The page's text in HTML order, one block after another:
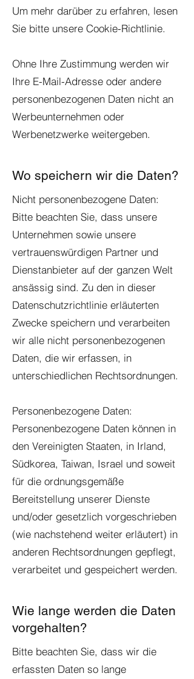
Um mehr darüber zu erfahren, lesen
Sie bitte unsere Cookie-Richtlinie.
Ohne Ihre Zustimmung werden wir
Ihre E-Mail-Adresse oder andere
personenbezogenen Daten nicht an
Werbeunternehmen oder
Werbenetzwerke weitergeben.
Wo speichern wir die Daten?
Nicht personenbezogene Daten:
Bitte beachten Sie, dass unsere
Unternehmen sowie unsere
vertrauenswürdigen Partner und
Dienstanbieter auf der ganzen Welt
ansässig sind. Zu den in dieser
Datenschutzrichtlinie erläuterten
Zwecke speichern und verarbeiten
wir alle nicht personenbezogenen
Daten, die wir erfassen, in
unterschiedlichen Rechtsordnungen.
Personenbezogene Daten:
Personenbezogene Daten können in
den Vereinigten Staaten, in Irland,
Südkorea, Taiwan, Israel und soweit
für die ordnungsgemäße
Bereitstellung unserer Dienste
und/oder gesetzlich vorgeschrieben
(wie nachstehend weiter erläutert) in
anderen Rechtsordnungen gepflegt,
verarbeitet und gespeichert werden.
Wie lange werden die Daten
vorgehalten?
Bitte beachten Sie, dass wir die
erfassten Daten so lange